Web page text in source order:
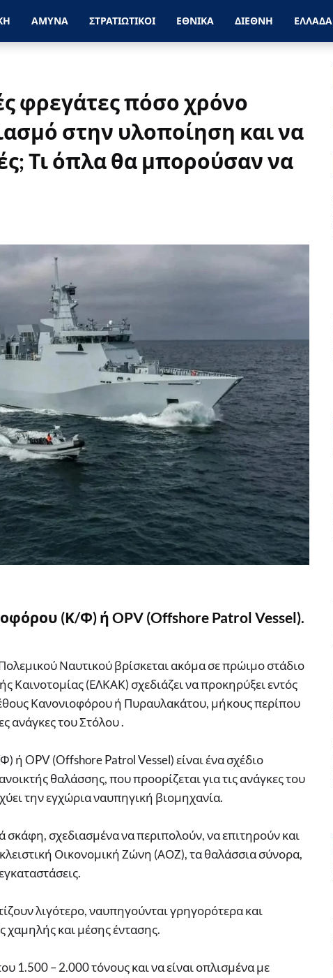
ΑΜΥΝΑ ΣΤΡΑΤΙΩΤΙΚΟΙ ΕΘΝΙΚΑ ΔΙΕΘΝΗ ΕΛΛΑΔΑ
φρεγάτες πόσο χρόνο
στην υλοποίηση και να
Τι όπλα θα μπορούσαν να
(Κ/Φ) ή OPV (Offshore Patrol Vessel).
Ναυτικού βρίσκεται ακόμα σε πρώιμο στάδιο
Καινοτομίας (ΕΛΚΑΚ) σχεδιάζει να προκηρύξει εντός
Κανονιοφόρου ή Πυραυλακάτου, μήκους περίπου
ανάγκες του Στόλου .
OPV (Offshore Patrol Vessel) είναι ένα σχέδιο
θαλάσσης, που προορίζεται για τις ανάγκες του
την εγχώρια ναυπηγική βιομηχανία.
σκάφη, σχεδιασμένα να περιπολούν, να επιτηρούν και
Οικονομική Ζώνη (ΑΟΖ), τα θαλάσσια σύνορα,
λιγότερο, ναυπηγούνται γρηγορότερα και
και μέσης έντασης.
1.500 – 2.000 τόνους και να είναι οπλισμένα με